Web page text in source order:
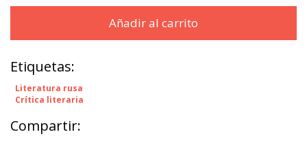
Añadir al carrito
Etiquetas:
Literatura rusa
Crítica literaria
Compartir: